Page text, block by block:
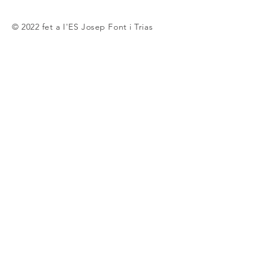
© 2022 fet a I'ES Josep Font i Trias